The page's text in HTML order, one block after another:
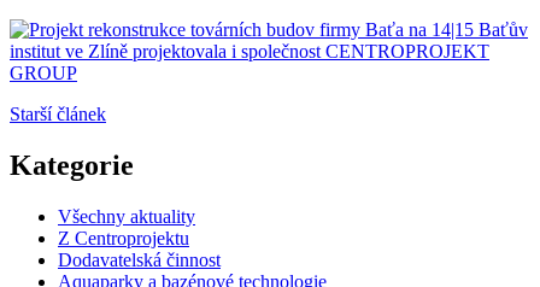
Starší článek
Kategorie
Všechny aktuality
Z Centroprojektu
Dodavatelská činnost
Aquaparky a bazénové technologie